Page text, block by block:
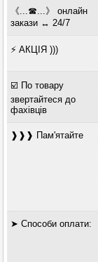
《...☎...》 онлайн
закази ↔ 24/7
⚡ АКЦІЯ )))
☑️ По товару
звертайтеся до
фахівців
❱❱❱ Пам'ятайте
➤ Способи оплати: